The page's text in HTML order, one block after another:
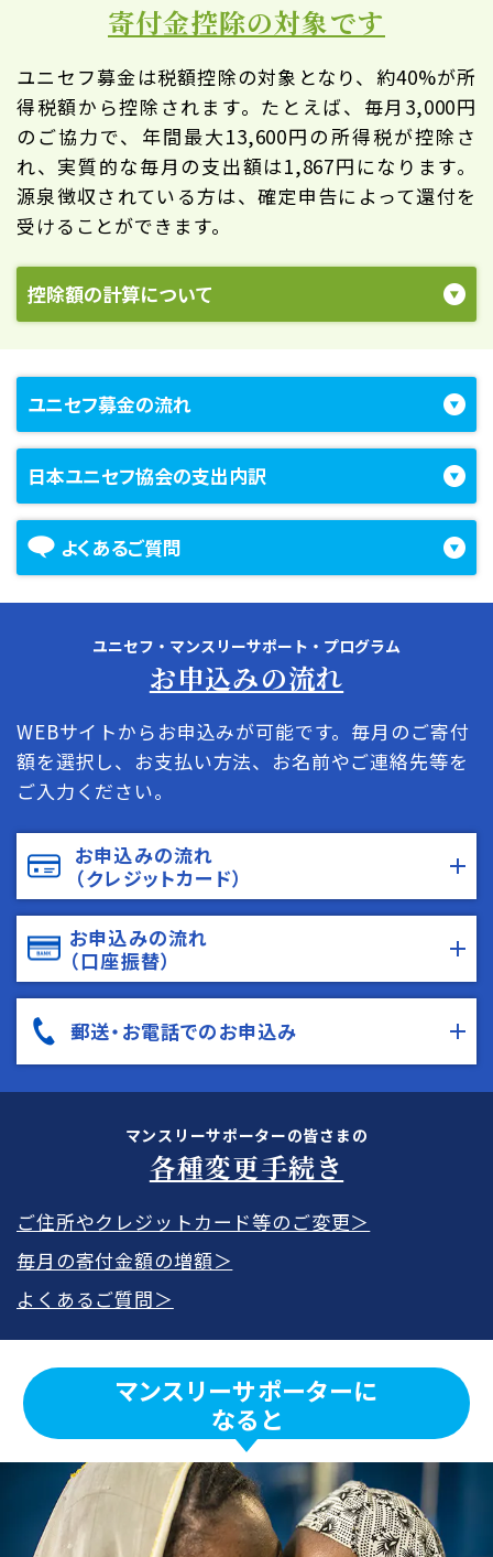
寄付金控除の対象です
ユニセフ募金は税額控除の対象となり、約40%が所
得税額から控除されます。たとえば、毎月3,000円
のご協力で、年間最大13,600円の所得税が控除さ
れ、実質的な毎月の支出額は1,867円になります。
源泉徴収されている方は、確定申告によって還付を
受けることができます。
控除額の計算について
ユニセフ募金の流れ
日本ユニセフ協会の支出内訳
よくあるご質問
ユニセフ・マンスリーサポート・プログラム
お申込みの流れ
WEBサイトからお申込みが可能です。毎月のご寄付
額を選択し、お支払い方法、お名前やご連絡先等を
ご入力ください。
お申込みの流れ
（クレジットカード）
お申込みの流れ
（口座振替）
郵送・お電話でのお申込み
マンスリーサポーターの皆さまの
各種変更手続き
ご住所やクレジットカード等のご変更＞
毎月の寄付金額の増額＞
よくあるご質問＞
マンスリーサポーターに
なると